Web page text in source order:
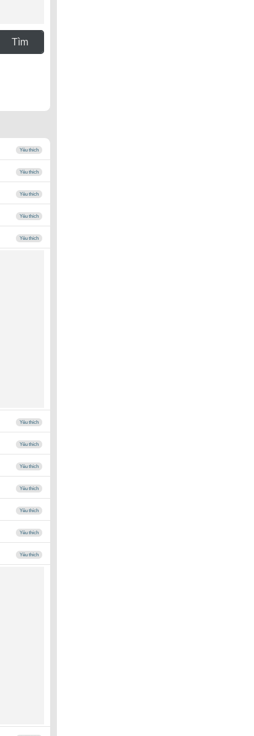
Tìm
Yêu thích
Yêu thích
Yêu thích
Yêu thích
Yêu thích
Yêu thích
Yêu thích
Yêu thích
Yêu thích
Yêu thích
Yêu thích
Yêu thích